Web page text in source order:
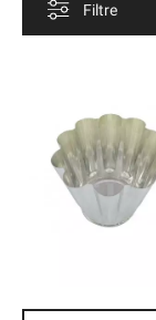
Filtre